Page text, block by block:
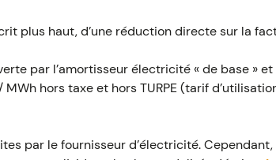
plus haut, d’une réduction directe sur la
par l’amortisseur électricité « de base »
hors taxe et hors TURPE (tarif
par le fournisseur d’électricité.